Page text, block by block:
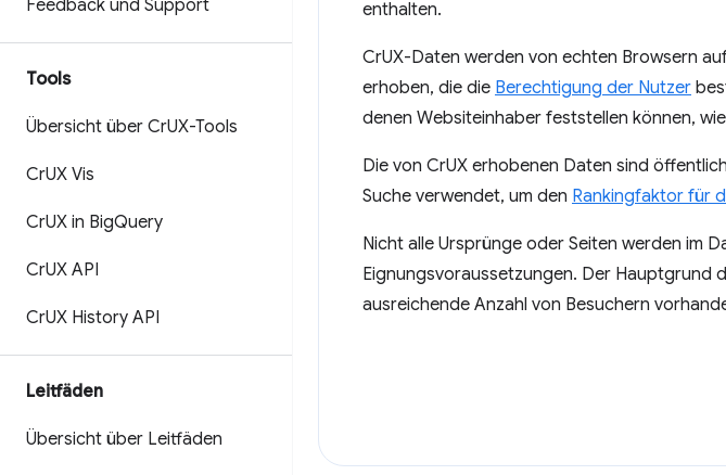
Feedback und Support
Tools
Übersicht über CrUX-Tools
CrUX Vis
CrUX in BigQuery
CrUX API
CrUX History API
Leitfäden
Übersicht über Leitfäden
enthalten.
CrUX-Daten werden von echten Browsern
erhoben, die die Berechtigung der Nutzer
denen Websiteinhaber feststellen können,
Die von CrUX erhobenen Daten sind
Suche verwendet, um den Rankingfaktor für
Nicht alle Ursprünge oder Seiten werden im
Eignungsvoraussetzungen. Der Hauptgrund
ausreichende Anzahl von Besuchern